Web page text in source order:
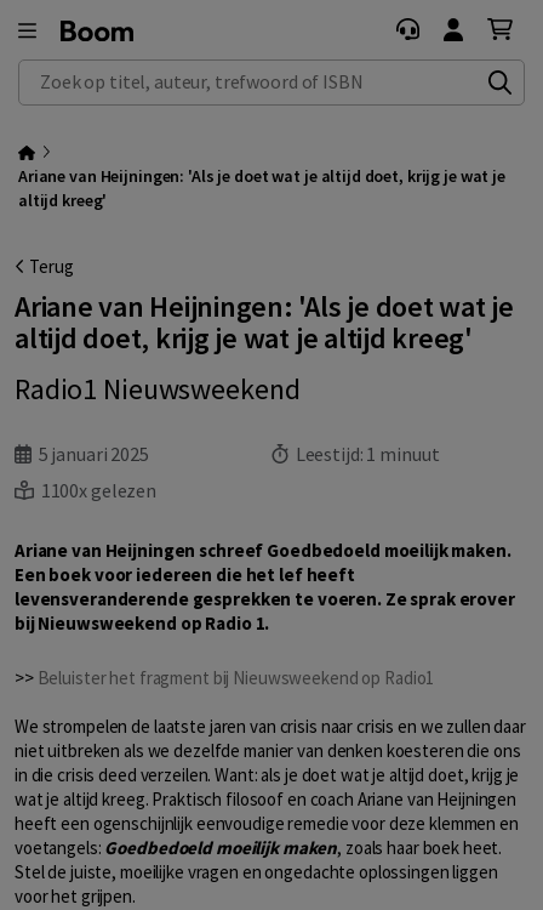
Zoek op titel, auteur, trefwoord of ISBN
Ariane van Heijningen: 'Als je doet wat je altijd doet, krijg je wat je
altijd kreeg'
Terug
Ariane van Heijningen: 'Als je doet wat je
altijd doet, krijg je wat je altijd kreeg'
Radio1 Nieuwsweekend
5 januari 2025 Leestijd: 1 minuut
1100x gelezen
Ariane van Heijningen schreef Goedbedoeld moeilijk maken.
Een boek voor iedereen die het lef heeft
levensveranderende gesprekken te voeren. Ze sprak erover
bij Nieuwsweekend op Radio 1.
>> Beluister het fragment bij Nieuwsweekend op Radio1
We strompelen de laatste jaren van crisis naar crisis en we zullen daar
niet uitbreken als we dezelfde manier van denken koesteren die ons
in die crisis deed verzeilen. Want: als je doet wat je altijd doet, krijg je
wat je altijd kreeg. Praktisch filosoof en coach Ariane van Heijningen
heeft een ogenschijnlijk eenvoudige remedie voor deze klemmen en
voetangels: Goedbedoeld moeilijk maken, zoals haar boek heet.
Stel de juiste, moeilijke vragen en ongedachte oplossingen liggen
voor het grijpen.